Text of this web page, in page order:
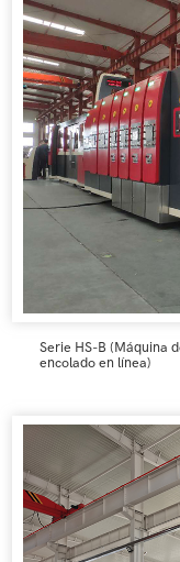
Serie HS-B (Máquina
encolado en línea)